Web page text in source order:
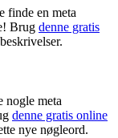
finde en meta
Brug denne gratis
meta
denne gratis online
nye nøgleord.